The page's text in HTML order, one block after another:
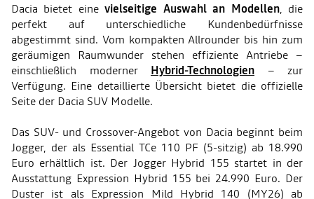
Dacia bietet einevielseitige Auswahl an Modellen, die
perfekt auf unterschiedliche Kundenbedürfnisse
abgestimmt sind. Vom kompakten Allrounder bis hin zum
geräumigen Raumwunder stehen effiziente Antriebe –
einschließlich moderner Hybrid-Technologien – zur
Verfügung. Eine detaillierte Übersicht bietet die offizielle
Seite der Dacia SUV Modelle.
Das SUV- und Crossover-Angebot von Dacia beginnt beim
Jogger, der als Essential TCe 110 PF (5-sitzig) ab 18.990
Euro erhältlich ist. Der Jogger Hybrid 155 startet in der
Ausstattung Expression Hybrid 155 bei 24.990 Euro. Der
Duster ist als Expression Mild Hybrid 140 (MY26) ab